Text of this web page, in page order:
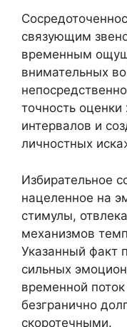
связующим
временным
внимательных
точность оценки
интервалов и
личностных
Избирательное
нацеленное на
стимулы,
механизмов
Указанный факт
сильных
временной
безгранично
скоротечными.